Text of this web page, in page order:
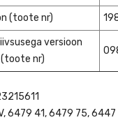
(toote nr)
versioon
nr)
6479 41, 6479 75, 6447